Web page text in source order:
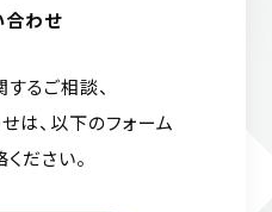
合わせ
るご相談、
は、 以下のフォーム
ださい。